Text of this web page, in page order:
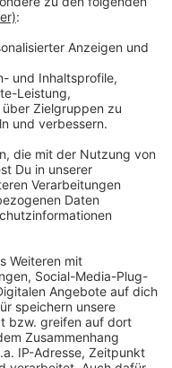
Störungen
das so:
heute
einen Seite, dass
genügen. Das
Situationen
schließt oder
etwas
besonderem